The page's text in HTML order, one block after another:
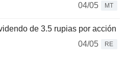
04/05
MT
de 3.5 rupias por acción
04/05
RE